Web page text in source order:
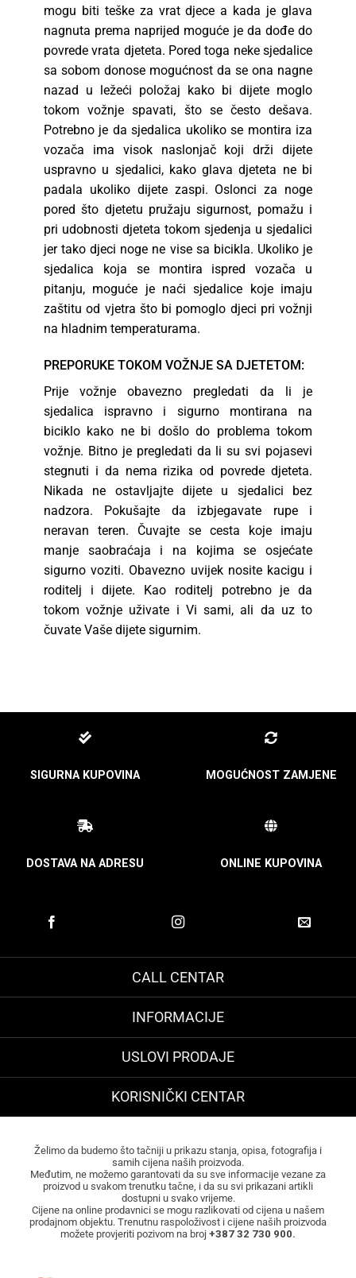
mogu biti teške za vrat djece a kada je glava
nagnuta prema naprijed moguće je da dođe do
povrede vrata djeteta. Pored toga neke sjedalice
sa sobom donose mogućnost da se ona nagne
nazad u ležeći položaj kako bi dijete moglo
tokom vožnje spavati, što se često dešava.
Potrebno je da sjedalica ukoliko se montira iza
vozača ima visok naslonjač koji drži dijete
uspravno u sjedalici, kako glava djeteta ne bi
padala ukoliko dijete zaspi. Oslonci za noge
pored što djetetu pružaju sigurnost, pomažu i
pri udobnosti djeteta tokom sjedenja u sjedalici
jer tako djeci noge ne vise sa bicikla. Ukoliko je
sjedalica koja se montira ispred vozača u
pitanju, moguće je naći sjedalice koje imaju
zaštitu od vjetra što bi pomoglo djeci pri vožnji
na hladnim temperaturama.
PREPORUKE TOKOM VOŽNJE SA DJETETOM:
Prije vožnje obavezno pregledati da li je
sjedalica ispravno i sigurno montirana na
biciklo kako ne bi došlo do problema tokom
vožnje. Bitno je pregledati da li su svi pojasevi
stegnuti i da nema rizika od povrede djeteta.
Nikada ne ostavljajte dijete u sjedalici bez
nadzora. Pokušajte da izbjegavate rupe i
neravan teren. Čuvajte se cesta koje imaju
manje saobraćaja i na kojima se osjećate
sigurno voziti. Obavezno uvijek nosite kacigu i
roditelj i dijete. Kao roditelj potrebno je da
tokom vožnje uživate i Vi sami, ali da uz to
čuvate Vaše dijete sigurnim.
SIGURNA KUPOVINA MOGUĆNOST ZAMJENE
DOSTAVA NA ADRESU ONLINE KUPOVINA
CALL CENTAR
INFORMACIJE
USLOVI PRODAJE
KORISNIČKI CENTAR
Želimo da budemo što tačniji u prikazu stanja, opisa, fotografija i
samih cijena naših proizvoda.
Međutim, ne možemo garantovati da su sve informacije vezane za
proizvod u svakom trenutku tačne, i da su svi prikazani artikli
dostupni u svako vrijeme.
Cijene na online prodavnici se mogu razlikovati od cijena u našem
prodajnom objektu. Trenutnu raspoloživost i cijene naših proizvoda
možete provjeriti pozivom na broj +387 32 730 900.